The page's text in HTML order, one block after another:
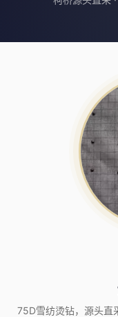
75D雪纺烫钻，源头